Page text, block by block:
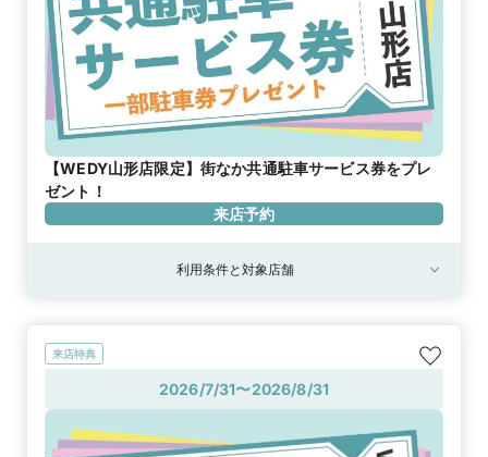
【WEDY山形店限定】街なか共通駐車サービス券をプレ
ゼント！
来店予約
利用条件と対象店舗
来店特典
2026/7/31〜2026/8/31